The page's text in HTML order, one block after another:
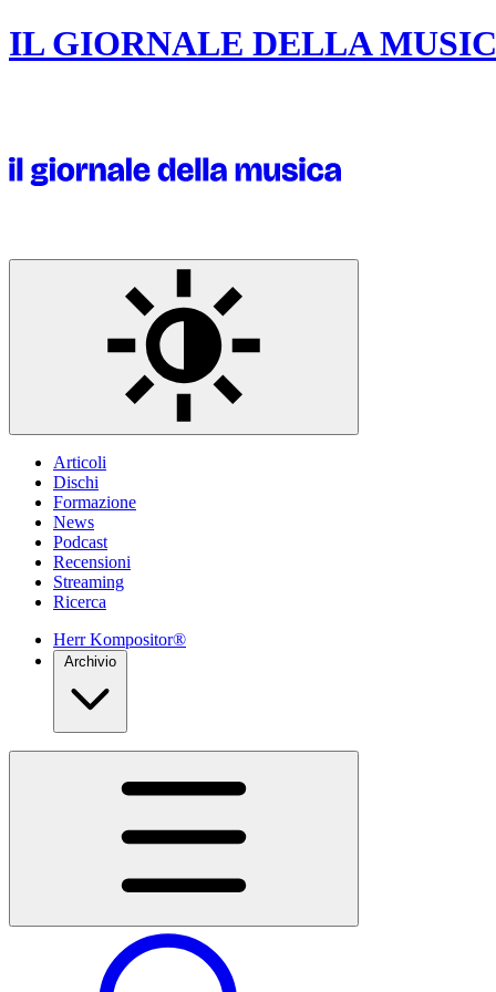
IL GIORNALE DELLA
Articoli
Dischi
Formazione
News
Podcast
Recensioni
Streaming
Ricerca
Herr Kompositor®
Archivio